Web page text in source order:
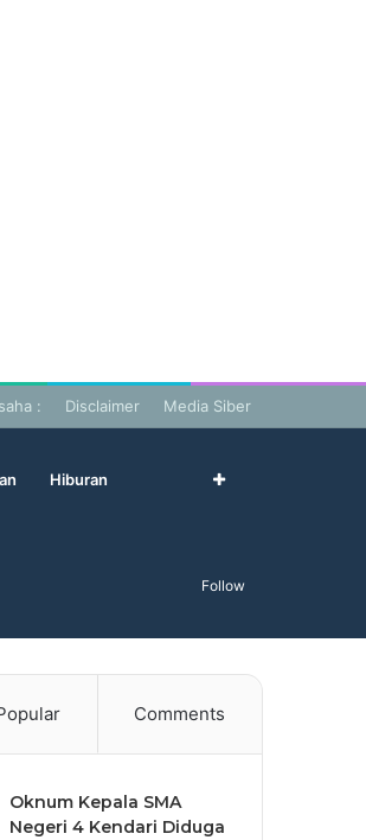
: Disclaimer Media Siber
Hiburan
Follow
Comments
Oknum Kepala SMA
Negeri 4 Kendari Diduga